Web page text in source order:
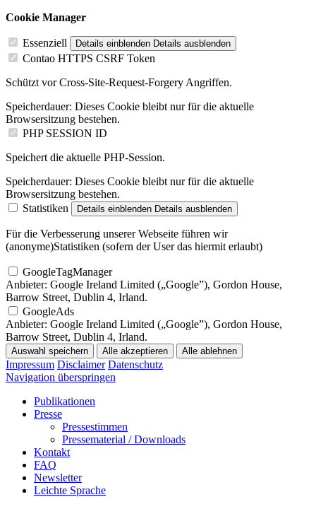
Cookie Manager
Essenziell Details einblenden Details ausblenden
Contao HTTPS CSRF Token
Schützt vor Cross-Site-Request-Forgery Angriffen.
Speicherdauer: Dieses Cookie bleibt nur für die aktuelle
Browsersitzung bestehen.
PHP SESSION ID
Speichert die aktuelle PHP-Session.
Speicherdauer: Dieses Cookie bleibt nur für die aktuelle
Browsersitzung bestehen.
Statistiken
Details einblenden Details ausblenden
Für die Verbesserung unserer Webseite führen wir
(anonyme)Statistiken (sofern der User das hiermit erlaubt)
GoogleTagManager
Anbieter: Google Ireland Limited („Google”), Gordon House,
Barrow Street, Dublin 4, Irland.
GoogleAds
Anbieter: Google Ireland Limited („Google”), Gordon House,
Barrow Street, Dublin 4, Irland.
Auswahl speichern Alle akzeptieren Alle ablehnen
Impressum Disclaimer Datenschutz
Navigation überspringen
Publikationen
Presse
Pressestimmen
Pressematerial / Downloads
Kontakt
FAQ
Newsletter
Leichte Sprache